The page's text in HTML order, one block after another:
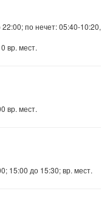
по нечет: 05:40-10:20,
вр. мест.
вр. мест.
15:00 до 15:30; вр. мест.